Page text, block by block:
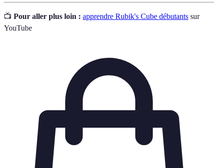
📺 Pour aller plus loin : apprendre Rubik's Cube débutants sur
YouTube